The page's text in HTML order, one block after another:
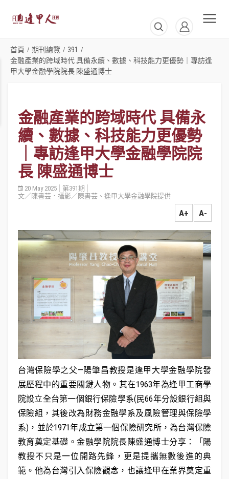
首頁 / 期刊總覽 / 391 /
金融產業的跨域時代 具備永續、數據、科技能力更優勢｜專訪逢
甲大學金融學院院長 陳盛通博士
金融產業的跨域時代 具備永
續、數據、科技能力更優勢
｜專訪逢甲大學金融學院院
長 陳盛通博士
20 May 2025
第391期
文／陳書芸．攝影／陳書芸、逢甲大學金融學院提供
A+ A-
台灣保險學之父—陽肇昌教授是逢甲大學金融學院發
展歷程中的重要關鍵人物。其在1963年為逢甲工商學
院設立全台第一個銀行保險學系(民66年分設銀行組與
保險組，其後改為財務金融學系及風險管理與保險學
系)，並於1971年成立第一個保險研究所，為台灣保險
教育奠定基礎。金融學院院長陳盛通博士分享：「陽
教授不只是一位開路先鋒，更是提攜無數後進的典
範。他為台灣引入保險觀念，也讓逢甲在業界奠定重